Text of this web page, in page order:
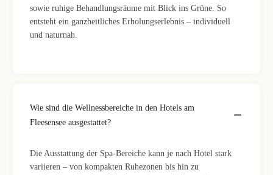
sowie ruhige Behandlungsräume mit Blick ins Grüne. So
entsteht ein ganzheitliches Erholungserlebnis – individuell
und naturnah.
Wie sind die Wellnessbereiche in den Hotels am
Fleesensee ausgestattet?
Die Ausstattung der Spa-Bereiche kann je nach Hotel stark
variieren – von kompakten Ruhezonen bis hin zu